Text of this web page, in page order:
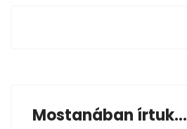
Mostanában írtuk...